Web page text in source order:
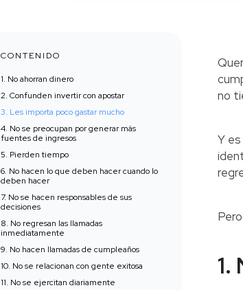
CONTENIDO
1. No ahorran dinero
2. Confunden invertir con apostar
3. Les importa poco gastar mucho
4. No se preocupan por generar más
fuentes de ingresos
5. Pierden tiempo
6. No hacen lo que deben hacer cuando lo
deben hacer
7. No se hacen responsables de sus
decisiones
8. No regresan las llamadas
inmediatamente
9. No hacen llamadas de cumpleaños
10. No se relacionan con gente exitosa
11. No se ejercitan diariamente
no
Y
1.